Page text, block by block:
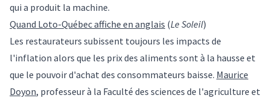
qui a produit la machine.
Quand Loto-Québec affiche en anglais (Le Soleil)
Les restaurateurs subissent toujours les impacts de
l'inflation alors que les prix des aliments sont à la hausse et
que le pouvoir d'achat des consommateurs baisse. Maurice
Doyon, professeur à la Faculté des sciences de l'agriculture et